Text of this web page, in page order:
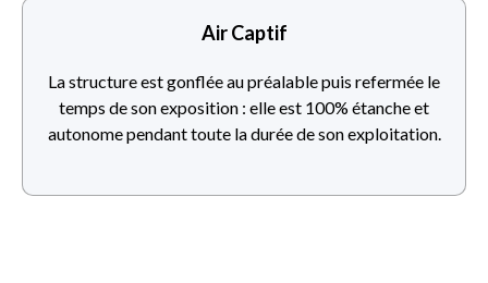
Air Captif
La structure est gonflée au préalable puis refermée le
temps de son exposition : elle est 100% étanche et
autonome pendant toute la durée de son exploitation.